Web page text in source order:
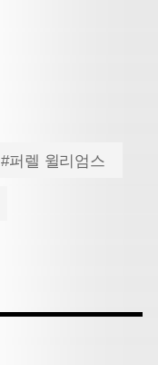
#퍼렐 윌리엄스